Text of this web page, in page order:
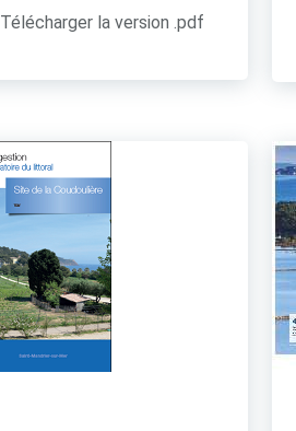
Télécharger la version .pdf